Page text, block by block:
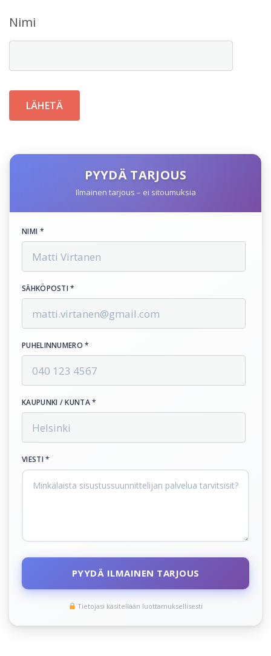
Nimi
PYYDÄ TARJOUS
Ilmainen tarjous – ei sitoumuksia
NIMI *
SÄHKÖPOSTI *
PUHELINNUMERO *
KAUPUNKI / KUNTA *
VIESTI *
PYYDÄ ILMAINEN TARJOUS
Tietojasi käsitellään luottamuksellisesti